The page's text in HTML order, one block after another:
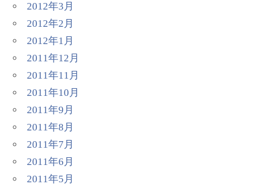
2012年3月
2012年2月
2012年1月
2011年12月
2011年11月
2011年10月
2011年9月
2011年8月
2011年7月
2011年6月
2011年5月